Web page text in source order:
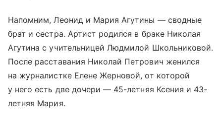
Напомним, Леонид и Мария Агутины — сводные
брат и сестра. Артист родился в браке Николая
Агутина с учительницей Людмилой Школьниковой.
После расставания Николай Петрович женился
на журналистке Елене Жерновой, от которой
у него есть две дочери — 45-летняя Ксения и 43-
летняя Мария.